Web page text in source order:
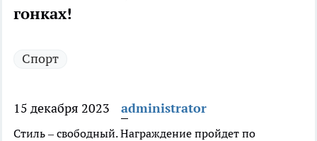
гонках!
Спорт
15 декабря 2023 administrator
Стиль – свободный. Награждение пройдет по